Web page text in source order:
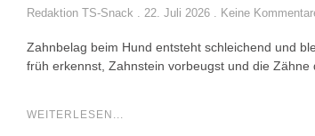
Redaktion TS-Snack 22. Juli 2026 Keine
Zahnbelag beim Hund entsteht schleichend und
früh erkennst, Zahnstein vorbeugst und die Zähne
WEITERLESEN...